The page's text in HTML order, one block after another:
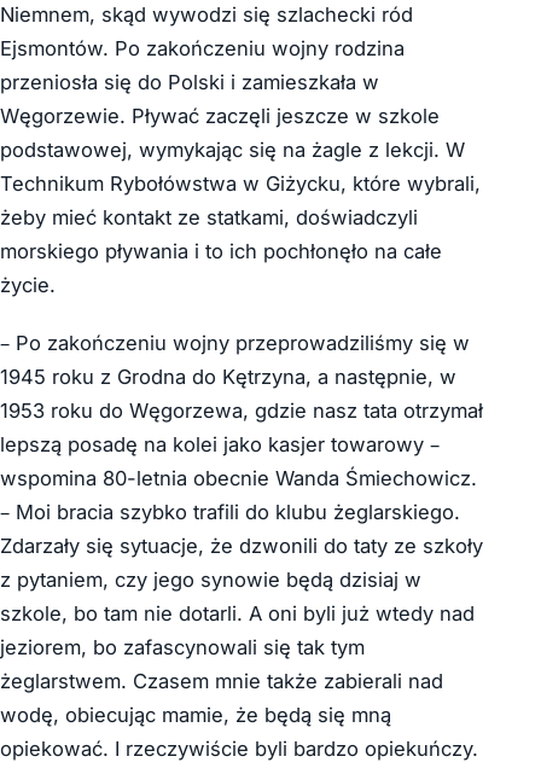
Niemnem, skąd wywodzi się szlachecki ród
Ejsmontów. Po zakończeniu wojny rodzina
przeniosła się do Polski i zamieszkała w
Węgorzewie. Pływać zaczęli jeszcze w szkole
podstawowej, wymykając się na żagle z lekcji. W
Technikum Rybołówstwa w Giżycku, które wybrali,
żeby mieć kontakt ze statkami, doświadczyli
morskiego pływania i to ich pochłonęło na całe
życie.
– Po zakończeniu wojny przeprowadziliśmy się w
1945 roku z Grodna do Kętrzyna, a następnie, w
1953 roku do Węgorzewa, gdzie nasz tata otrzymał
lepszą posadę na kolei jako kasjer towarowy –
wspomina 80-letnia obecnie Wanda Śmiechowicz.
– Moi bracia szybko trafili do klubu żeglarskiego.
Zdarzały się sytuacje, że dzwonili do taty ze szkoły
z pytaniem, czy jego synowie będą dzisiaj w
szkole, bo tam nie dotarli. A oni byli już wtedy nad
jeziorem, bo zafascynowali się tak tym
żeglarstwem. Czasem mnie także zabierali nad
wodę, obiecując mamie, że będą się mną
opiekować. I rzeczywiście byli bardzo opiekuńczy.